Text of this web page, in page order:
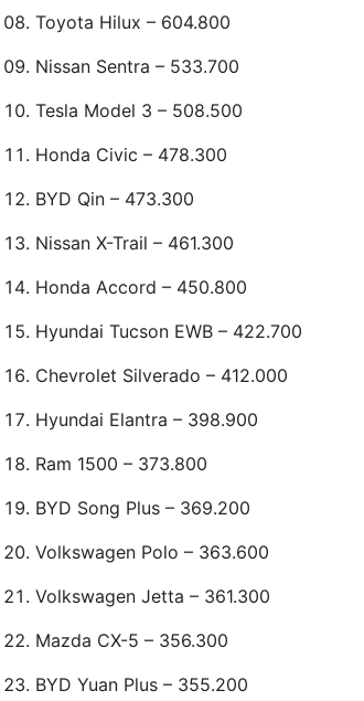
Toyota Hilux – 604.800
Nissan Sentra – 533.700
Tesla Model 3 – 508.500
Honda Civic – 478.300
BYD Qin – 473.300
Nissan X-Trail – 461.300
Honda Accord – 450.800
Hyundai Tucson EWB – 422.700
Chevrolet Silverado – 412.000
Hyundai Elantra – 398.900
Ram 1500 – 373.800
BYD Song Plus – 369.200
Volkswagen Polo – 363.600
Volkswagen Jetta – 361.300
Mazda CX-5 – 356.300
BYD Yuan Plus – 355.200